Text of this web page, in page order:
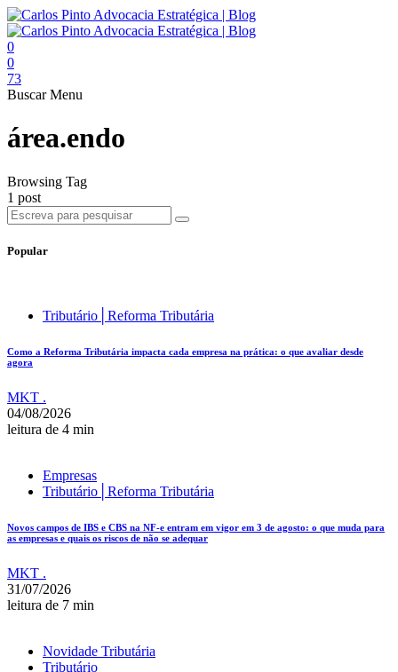
0
0
73
Buscar Menu
área.endo
Browsing Tag
1 post
Popular
Tributário│Reforma Tributária
Como a Reforma Tributária impacta cada empresa na prática: o que avaliar desde
agora
MKT .
04/08/2026
leitura de 4 min
Empresas
Tributário│Reforma Tributária
Novos campos de IBS e CBS na NF-e entram em vigor em 3 de agosto: o que muda para
as empresas e quais os riscos de não se adequar
MKT .
31/07/2026
leitura de 7 min
Novidade Tributária
Tributário